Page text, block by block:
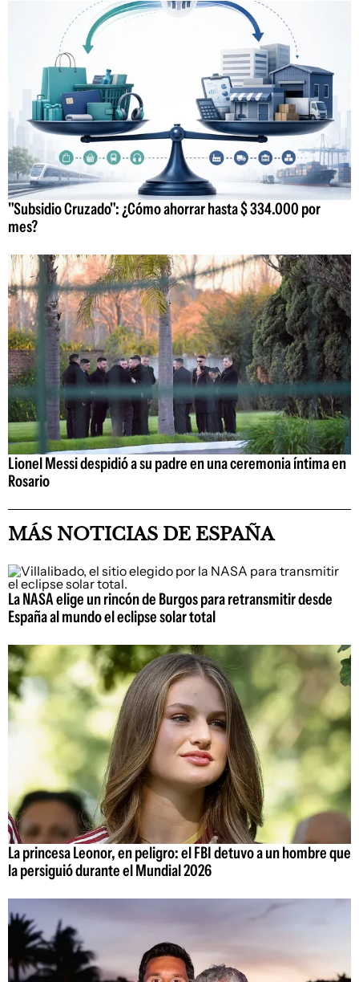
"Subsidio Cruzado": ¿Cómo ahorrar hasta $ 334.000 por
mes?
Lionel Messi despidió a su padre en una ceremonia íntima en
Rosario
MÁS NOTICIAS DE ESPAÑA
La NASA elige un rincón de Burgos para retransmitir desde
España al mundo el eclipse solar total
La princesa Leonor, en peligro: el FBI detuvo a un hombre que
la persiguió durante el Mundial 2026